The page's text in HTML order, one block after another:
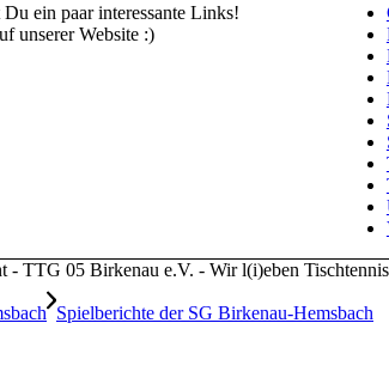
ein paar interessante Links!
unserer Website :)
- TTG 05 Birkenau e.V. - Wir l(i)eben
Spielberichte der SG Birkenau-Hemsbach